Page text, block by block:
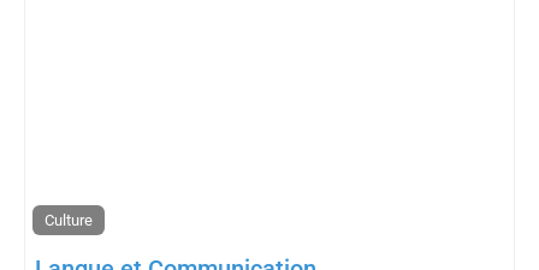
Culture